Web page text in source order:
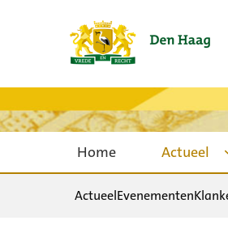
Home Actueel
ActueelEvenementen